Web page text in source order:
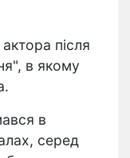
після
в якому
в
серед